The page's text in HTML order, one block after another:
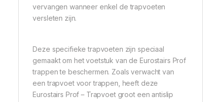
vervangen wanneer enkel de trapvoeten
versleten zijn.
Deze specifieke trapvoeten zijn speciaal
gemaakt om het voetstuk van de Eurostairs Prof
trappen te beschermen. Zoals verwacht van
een trapvoet voor trappen, heeft deze
Eurostairs Prof – Trapvoet groot een antislip